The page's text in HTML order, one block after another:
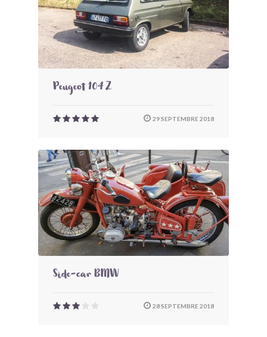
Peugeot 104 Z
29 SEPTEMBRE 2018
Side-car BMW
28 SEPTEMBRE 2018